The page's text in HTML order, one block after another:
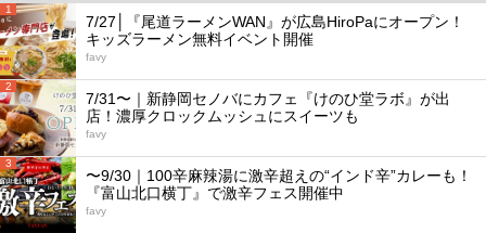
1
7/27│『尾道ラーメンWAN』が広島HiroPaにオープン！
キッズラーメン無料イベント開催
favy
2
7/31〜｜新静岡セノバにカフェ『けのひ堂ラボ』が出
店！濃厚クロックムッシュにスイーツも
favy
3
〜9/30｜100辛麻辣湯に激辛超えの“インド辛”カレーも！
『富山北口横丁』で激辛フェス開催中
favy